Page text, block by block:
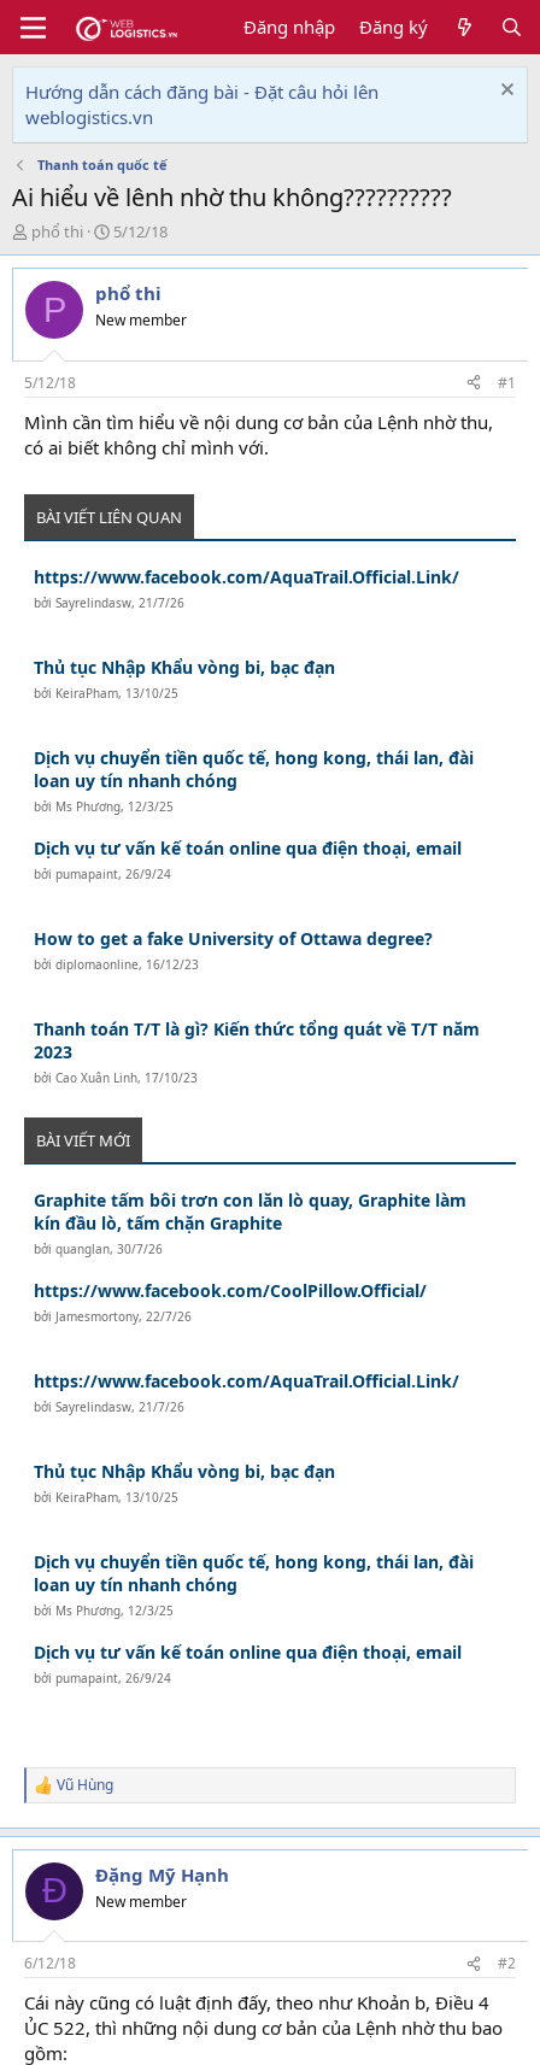
Đăng nhập Đăng ký
Hướng dẫn cách đăng bài - Đặt câu hỏi lên
weblogistics.vn
Thanh toán quốc tế
Ai hiểu về lênh nhờ thu không??????????
T
h
r
e
d
s
t
a
r
t
r
phổ thi
N
g
à
y
g
i
5/12/18
P phổ thi
New member
5/12/18 #1
Mình cần tìm hiểu về nội dung cơ bản của Lệnh nhờ thu,
có ai biết không chỉ mình với.
BÀI VIẾT LIÊN QUAN
https://www.facebook.com/AquaTrail.Official.Link/
bởiSayrelindasw, 21/7/26
Thủ tục Nhập Khẩu vòng bi, bạc đạn
bởi KeiraPham, 13/10/25
Dịch vụ chuyển tiền quốc tế, hong kong, thái lan, đài
loan uy tín nhanh chóng
bởi Ms Phương, 12/3/25
Dịch vụ tư vấn kế toán online qua điện thoại, email
bởipumapaint, 26/9/24
How to get a fake University of Ottawa degree?
bởidiplomaonline, 16/12/23
Thanh toán T/T là gì? Kiến thức tổng quát về T/T năm
2023
bởiCao Xuân Linh, 17/10/23
BÀI VIẾT MỚI
Graphite tấm bôi trơn con lăn lò quay, Graphite làm
kín đầu lò, tấm chặn Graphite
bởiquanglan,30/7/26
https://www.facebook.com/CoolPillow.Official/
bởi Jamesmortony, 22/7/26
https://www.facebook.com/AquaTrail.Official.Link/
bởiSayrelindasw, 21/7/26
Thủ tục Nhập Khẩu vòng bi, bạc đạn
bởi KeiraPham, 13/10/25
Dịch vụ chuyển tiền quốc tế, hong kong, thái lan, đài
loan uy tín nhanh chóng
bởi Ms Phương, 12/3/25
Dịch vụ tư vấn kế toán online qua điện thoại, email
bởipumapaint, 26/9/24
R
a
c
t
o
s
:
Vũ Hùng
Đ Đặng Mỹ Hạnh
New member
6/12/18 #2
Cái này cũng có luật định đấy, theo như Khoản b, Điều 4
ỦC 522, thì những nội dung cơ bản của Lệnh nhờ thu bao
gồm: